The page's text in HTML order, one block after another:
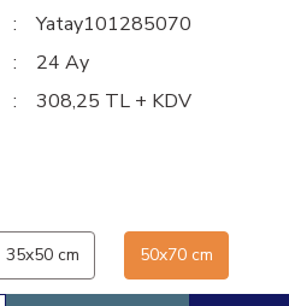
Yatay101285070
24 Ay
308,25 TL + KDV
35x50 cm 50x70 cm